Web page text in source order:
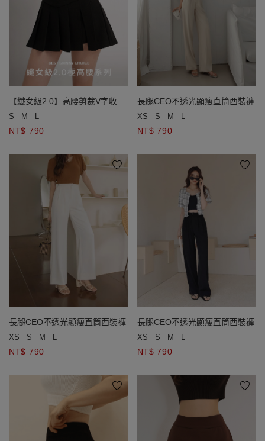
【纖女級2.0】高腰剪裁V字收腹
百褶褲裙
S M
NT$ 790
長腿CEO不透光顯瘦直筒西裝褲
XS S M
NT$ 790
長腿CEO不透光顯瘦直筒西裝褲
XS S M
NT$ 790
長腿CEO不透光顯瘦直筒西裝褲
XS S M
NT$ 790